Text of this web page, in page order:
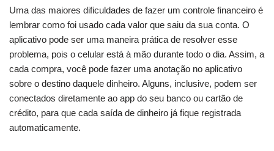
Uma das maiores dificuldades de fazer um controle financeiro é
lembrar como foi usado cada valor que saiu da sua conta. O
aplicativo pode ser uma maneira prática de resolver esse
problema, pois o celular está à mão durante todo o dia. Assim, a
cada compra, você pode fazer uma anotação no aplicativo
sobre o destino daquele dinheiro. Alguns, inclusive, podem ser
conectados diretamente ao app do seu banco ou cartão de
crédito, para que cada saída de dinheiro já fique registrada
automaticamente.